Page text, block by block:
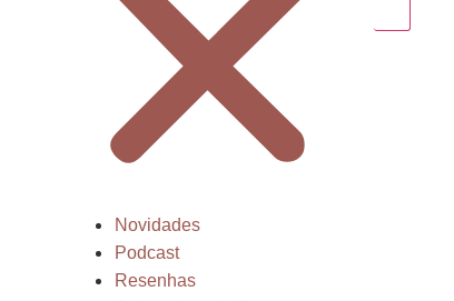
Novidades
Podcast
Resenhas